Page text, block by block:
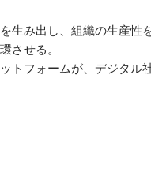
生み出し、組織の生産性
させる。
トフォームが、デジタル